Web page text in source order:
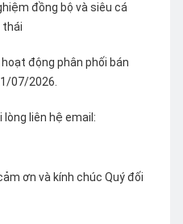
đồng bộ và siêu cá
thái
động phân phối bán
07/2026.
liên hệ email:
ơn và kính chúc Quý đối